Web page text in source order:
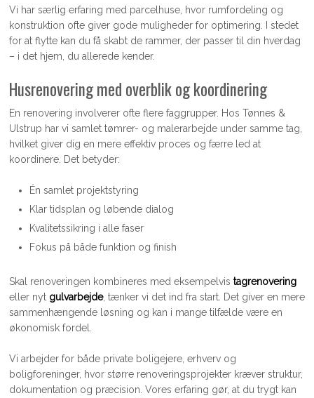
Vi har særlig erfaring med parcelhuse, hvor rumfordeling og
konstruktion ofte giver gode muligheder for optimering. I stedet
for at flytte kan du få skabt de rammer, der passer til din hverdag
– i det hjem, du allerede kender.
Husrenovering med overblik og koordinering
En renovering involverer ofte flere faggrupper. Hos Tønnes &
Ulstrup har vi samlet tømrer- og malerarbejde under samme tag,
hvilket giver dig en mere effektiv proces og færre led at
koordinere. Det betyder:
Én samlet projektstyring
Klar tidsplan og løbende dialog
Kvalitetssikring i alle faser
Fokus på både funktion og finish
Skal renoveringen kombineres med eksempelvis tagrenovering
eller nyt gulvarbejde, tænker vi det ind fra start. Det giver en mere
sammenhængende løsning og kan i mange tilfælde være en
økonomisk fordel.
Vi arbejder for både private boligejere, erhverv og
boligforeninger, hvor større renoveringsprojekter kræver struktur,
dokumentation og præcision. Vores erfaring gør, at du trygt kan